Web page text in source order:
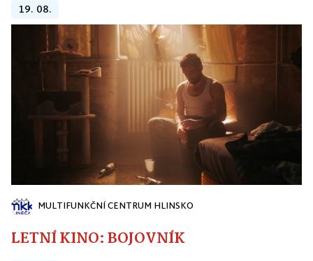
19. 08.
MULTIFUNKČNÍ CENTRUM HLINSKO
LETNÍ KINO: BOJOVNÍK